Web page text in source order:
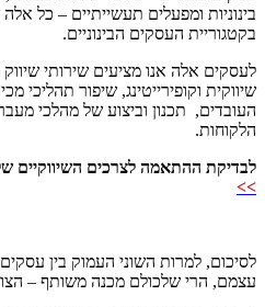
בינוניות ומפעלים תעשייתיים – כל אלה
בקטגוריית העסקים הבינוניים.
לעסקים אלה אנו מציעים שירותי
שיווקית וקופירייטינג, שיפור תהליכי
העובדים, תכנון וביצוע של מהלכי
הלקוחות.
לבדיקת ההתאמה לצרכים השיווקיים
>>
לסיכום, למרות השוני העמוק בין עסקים
עצמם, הרי שלכולם מכנה משותף –